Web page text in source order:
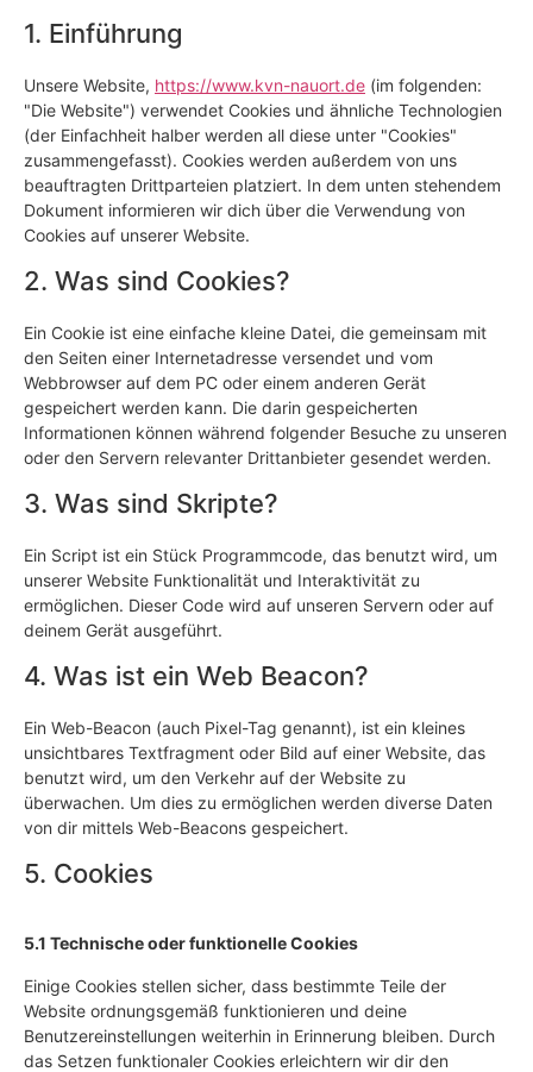
1. Einführung
Unsere Website, https://www.kvn-nauort.de (im folgenden:
"Die Website") verwendet Cookies und ähnliche Technologien
(der Einfachheit halber werden all diese unter "Cookies"
zusammengefasst). Cookies werden außerdem von uns
beauftragten Drittparteien platziert. In dem unten stehendem
Dokument informieren wir dich über die Verwendung von
Cookies auf unserer Website.
2. Was sind Cookies?
Ein Cookie ist eine einfache kleine Datei, die gemeinsam mit
den Seiten einer Internetadresse versendet und vom
Webbrowser auf dem PC oder einem anderen Gerät
gespeichert werden kann. Die darin gespeicherten
Informationen können während folgender Besuche zu unseren
oder den Servern relevanter Drittanbieter gesendet werden.
3. Was sind Skripte?
Ein Script ist ein Stück Programmcode, das benutzt wird, um
unserer Website Funktionalität und Interaktivität zu
ermöglichen. Dieser Code wird auf unseren Servern oder auf
deinem Gerät ausgeführt.
4. Was ist ein Web Beacon?
Ein Web-Beacon (auch Pixel-Tag genannt), ist ein kleines
unsichtbares Textfragment oder Bild auf einer Website, das
benutzt wird, um den Verkehr auf der Website zu
überwachen. Um dies zu ermöglichen werden diverse Daten
von dir mittels Web-Beacons gespeichert.
5. Cookies
5.1 Technische oder funktionelle Cookies
Einige Cookies stellen sicher, dass bestimmte Teile der
Website ordnungsgemäß funktionieren und deine
Benutzereinstellungen weiterhin in Erinnerung bleiben. Durch
das Setzen funktionaler Cookies erleichtern wir dir den